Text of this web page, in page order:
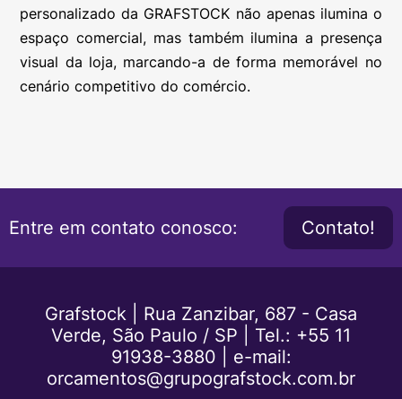
personalizado da GRAFSTOCK não apenas ilumina o
espaço comercial, mas também ilumina a presença
visual da loja, marcando-a de forma memorável no
cenário competitivo do comércio.
Entre em contato conosco: Contato!
Grafstock | Rua Zanzibar, 687 - Casa
Verde, São Paulo / SP | Tel.: +55 11
91938-3880
e-mail:
orcamentos@grupografstock.com.br